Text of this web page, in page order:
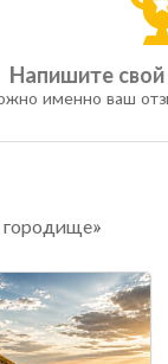
Напишите
именно ваш
городище»